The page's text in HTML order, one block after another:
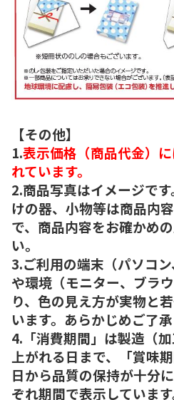
【その他】
1.表示価格（商品代金）
れています。
2.商品写真はイメージで
けの器、小物等は商品内
で、商品内容をお確かめ
い。
3.ご利用の端末（パソコン
や環境（モニター、ブラ
り、色の見え方が実物と
います。あらかじめご了承
4.「消費期間」は製造（
上がれる日まで、「賞味
日から品質の保持が十分
ぞれ期間で表示しています